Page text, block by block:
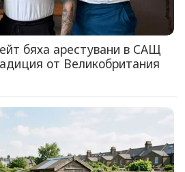
бяха арестувани в САЩ
от Великобритания